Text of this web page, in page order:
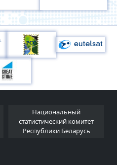
Национальный
статистический комитет
Республики Беларусь